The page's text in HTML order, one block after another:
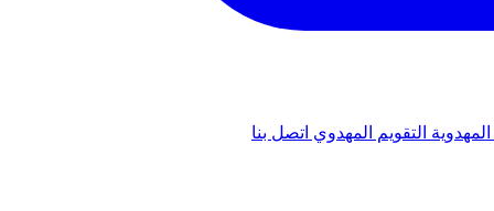
التقويم المهدوي اتصل بنا